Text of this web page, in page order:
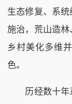
生态修复、系
施治，荒山造林
乡村美化多维
色。
历经数十年